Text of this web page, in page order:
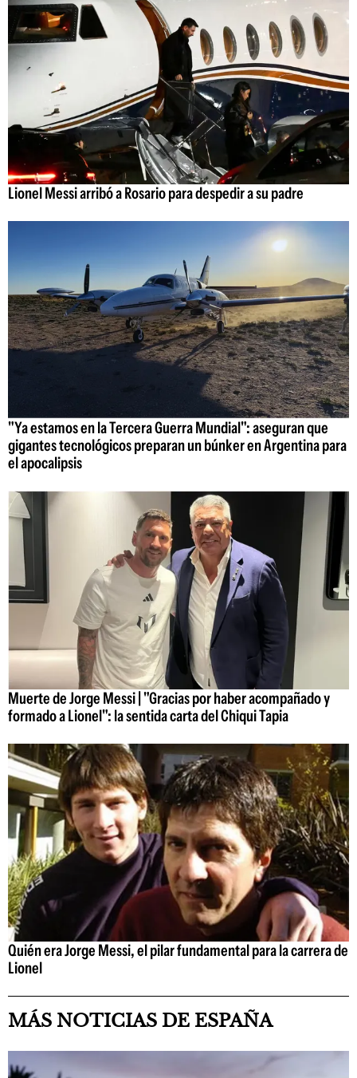
Lionel Messi arribó a Rosario para despedir a su padre
"Ya estamos en la Tercera Guerra Mundial": aseguran que
gigantes tecnológicos preparan un búnker en Argentina para
el apocalipsis
Muerte de Jorge Messi | "Gracias por haber acompañado y
formado a Lionel": la sentida carta del Chiqui Tapia
Quién era Jorge Messi, el pilar fundamental para la carrera de
Lionel
MÁS NOTICIAS DE ESPAÑA